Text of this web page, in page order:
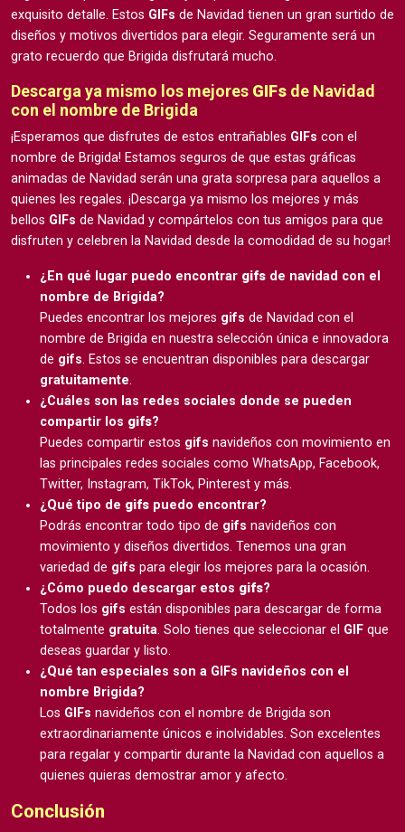
exquisito detalle. Estos GIFs de Navidad tienen un gran surtido de
diseños y motivos divertidos para elegir. Seguramente será un
grato recuerdo que Brigida disfrutará mucho.
Descarga ya mismo los mejores GIFs de Navidad
con el nombre de Brigida
¡Esperamos que disfrutes de estos entrañables GIFs con el
nombre de Brigida! Estamos seguros de que estas gráficas
animadas de Navidad serán una grata sorpresa para aquellos a
quienes les regales. ¡Descarga ya mismo los mejores y más
bellos GIFs de Navidad y compártelos con tus amigos para que
disfruten y celebren la Navidad desde la comodidad de su hogar!
¿En qué lugar puedo encontrar gifs de navidad con el
nombre de Brigida?
Puedes encontrar los mejores gifs de Navidad con el
nombre de Brigida en nuestra selección única e innovadora
de gifs. Estos se encuentran disponibles para descargar
gratuitamente.
¿Cuáles son las redes sociales donde se pueden
compartir los gifs?
Puedes compartir estos gifs navideños con movimiento en
las principales redes sociales como WhatsApp, Facebook,
Twitter, Instagram, TikTok, Pinterest y más.
¿Qué tipo de gifs puedo encontrar?
Podrás encontrar todo tipo de gifs navideños con
movimiento y diseños divertidos. Tenemos una gran
variedad de gifs para elegir los mejores para la ocasión.
¿Cómo puedo descargar estos gifs?
Todos los gifs están disponibles para descargar de forma
totalmente gratuita. Solo tienes que seleccionar el GIF que
deseas guardar y listo.
¿Qué tan especiales son a GIFs navideños con el
nombre Brigida?
Los GIFs navideños con el nombre de Brigida son
extraordinariamente únicos e inolvidables. Son excelentes
para regalar y compartir durante la Navidad con aquellos a
quienes quieras demostrar amor y afecto.
Conclusión